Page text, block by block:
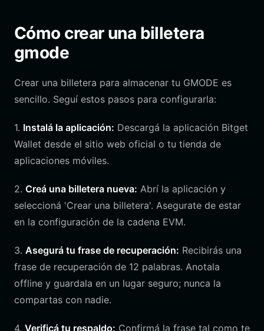
Cómo crear una billetera
gmode
Crear una billetera para almacenar tu GMODE es
sencillo. Seguí estos pasos para configurarla:
1. Instalá la aplicación: Descargá la aplicación Bitget
Wallet desde el sitio web oficial o tu tienda de
aplicaciones móviles.
2. Creá una billetera nueva: Abrí la aplicación y
seleccioná 'Crear una billetera'. Asegurate de estar
en la configuración de la cadena EVM.
3. Asegurá tu frase de recuperación: Recibirás una
frase de recuperación de 12 palabras. Anotala
offline y guardala en un lugar seguro; nunca la
compartas con nadie.
4. Verificá tu respaldo: Confirmá la frase tal como te